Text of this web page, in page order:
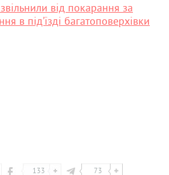
від покарання за
в під’їзді багатоповерхівки
133 73